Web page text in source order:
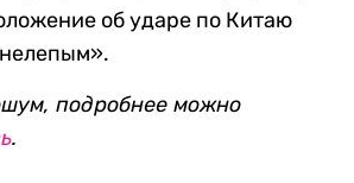
об ударе по Китаю
подробнее можно
.